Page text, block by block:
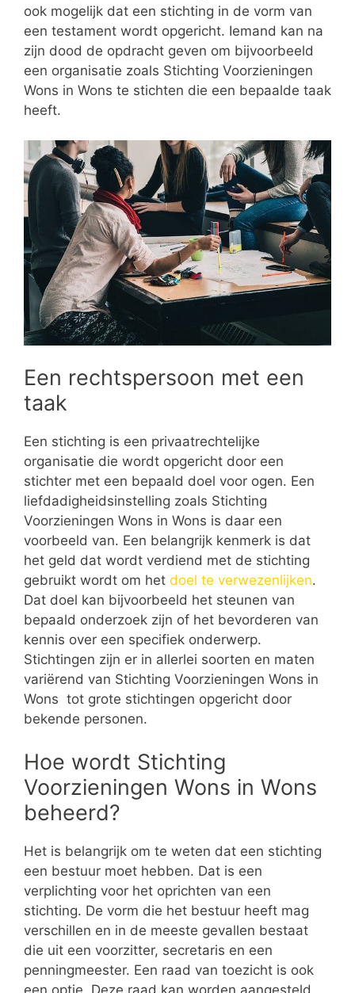
ook mogelijk dat een stichting in de vorm van
een testament wordt opgericht. Iemand kan na
zijn dood de opdracht geven om bijvoorbeeld
een organisatie zoals Stichting Voorzieningen
Wons in Wons te stichten die een bepaalde taak
heeft.
Een rechtspersoon met een
taak
Een stichting is een privaatrechtelijke
organisatie die wordt opgericht door een
stichter met een bepaald doel voor ogen. Een
liefdadigheidsinstelling zoals Stichting
Voorzieningen Wons in Wons is daar een
voorbeeld van. Een belangrijk kenmerk is dat
het geld dat wordt verdiend met de stichting
gebruikt wordt om het doel te verwezenlijken.
Dat doel kan bijvoorbeeld het steunen van
bepaald onderzoek zijn of het bevorderen van
kennis over een specifiek onderwerp.
Stichtingen zijn er in allerlei soorten en maten
variërend van Stichting Voorzieningen Wons in
Wons tot grote stichtingen opgericht door
bekende personen.
Hoe wordt Stichting
Voorzieningen Wons in Wons
beheerd?
Het is belangrijk om te weten dat een stichting
een bestuur moet hebben. Dat is een
verplichting voor het oprichten van een
stichting. De vorm die het bestuur heeft mag
verschillen en in de meeste gevallen bestaat
die uit een voorzitter, secretaris en een
penningmeester. Een raad van toezicht is ook
een optie. Deze raad kan worden aangesteld